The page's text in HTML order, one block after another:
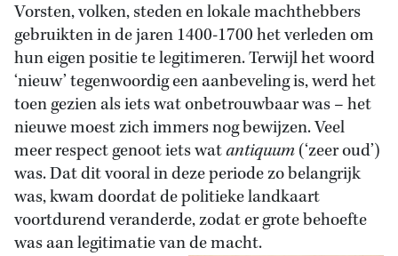
Vorsten, volken, steden en lokale machthebbers
gebruikten in de jaren 1400-1700 het verleden om
hun eigen positie te legitimeren. Terwijl het woord
‘nieuw’ tegenwoordig een aanbeveling is, werd het
toen gezien als iets wat onbetrouwbaar was – het
nieuwe moest zich immers nog bewijzen. Veel
meer respect genoot iets watantiquum(‘zeer oud’)
was. Dat dit vooral in deze periode zo belangrijk
was, kwam doordat de politieke landkaart
voortdurend veranderde, zodat er grote behoefte
was aan legitimatie van de macht.